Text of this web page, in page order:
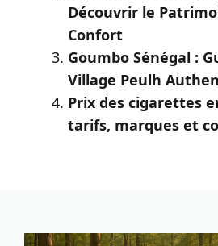
Découvrir le
Confort
Goumbo Sénégal :
Village Peulh
Prix des cigarettes
tarifs, marques et